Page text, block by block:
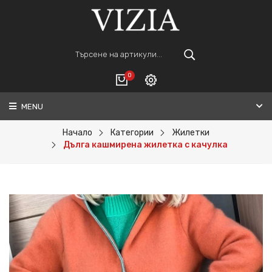
0
ВАШАТА КОЛИЧКА Е ПРАЗНА.
ПОРЪЧАЙ
Регистрация
MENU
Начало Категории
Жилетки
Дълга кашмирена жилетка с качулка